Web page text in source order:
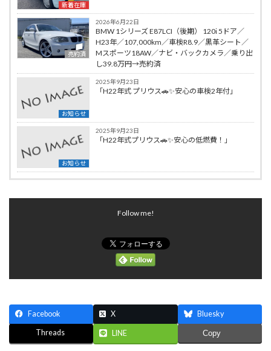
新着在庫
売約済
2026年6月22日
BMW 1シリーズ E87LCI（後期） 120i 5ドア／
H23年／107,000km／車検R8.9／黒革シート／
Mスポーツ18AW／ナビ・バックカメラ／乗り出
し39.8万円→売約済
お知らせ
2025年9月23日
「H22年式 プリウス🚗✨安心の車検2年付」
お知らせ
2025年9月23日
「H22年式プリウス🚗✨安心の低燃費！」
Follow me!
Facebook X Bluesky
Threads LINE Copy